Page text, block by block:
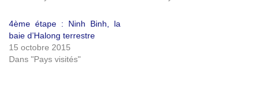
4ème étape : Ninh Binh, la
baie d’Halong terrestre
15 octobre 2015
Dans "Pays visités"